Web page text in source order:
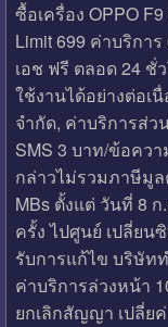
ซื้อเครื่อง OPPO
Limit 699 ค่าบริกา
เอช ฟรี ตลอด 24 ชั่
ใช้งานได้อย่างต่อเ
จำกัด, ค่าบริการส่ว
SMS 3 บาท/ข้อคว
กล่าวไม่รวมภาษีมูล
MBs ตั้งแต่ วันที่ 8
ครั้ง ไปศูนย์ เปลี่ยน
รับการแก้ไข บริษัท
ค่าบริการล่วงหน้า
ยกเลิกสัญญา เปลี่ย